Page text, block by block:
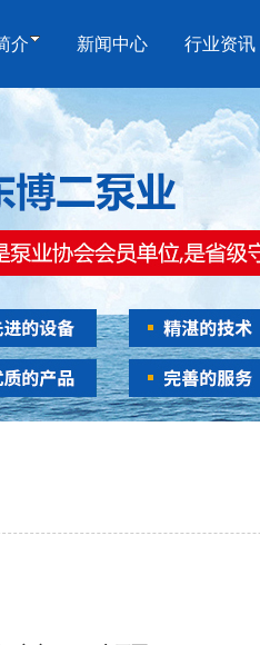
介 新闻中心 行业资讯